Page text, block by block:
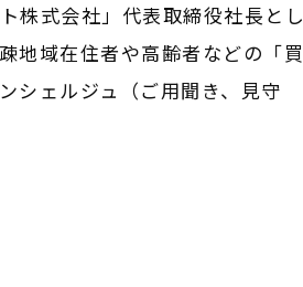
株式会社」代表取締役社長とし
地域在住者や高齢者などの「買
シェルジュ（ご用聞き、見守